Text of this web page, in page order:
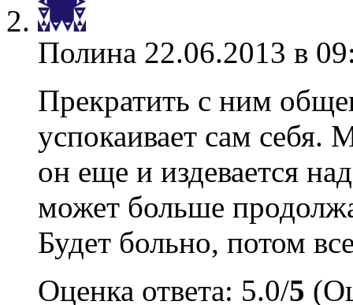
Полина 22.06.2013 в
Прекратить с ним
успокаивает сам себя.
он еще и издевается
может больше
Будет больно, потом
Оценка ответа: 5.0/5